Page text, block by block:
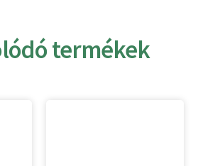
termékek